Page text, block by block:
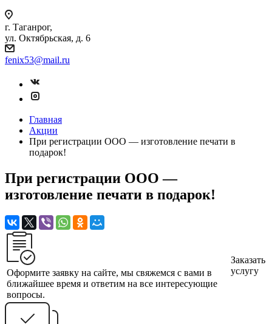
г. Таганрог,
ул. Октябрьская, д. 6
fenix53@mail.ru
Главная
Акции
При регистрации ООО — изготовление печати в
подарок!
При регистрации ООО —
изготовление печати в подарок!
Оформите заявку на сайте, мы свяжемся с вами в
ближайшее время и ответим на все интересующие
вопросы.
Заказать
услугу